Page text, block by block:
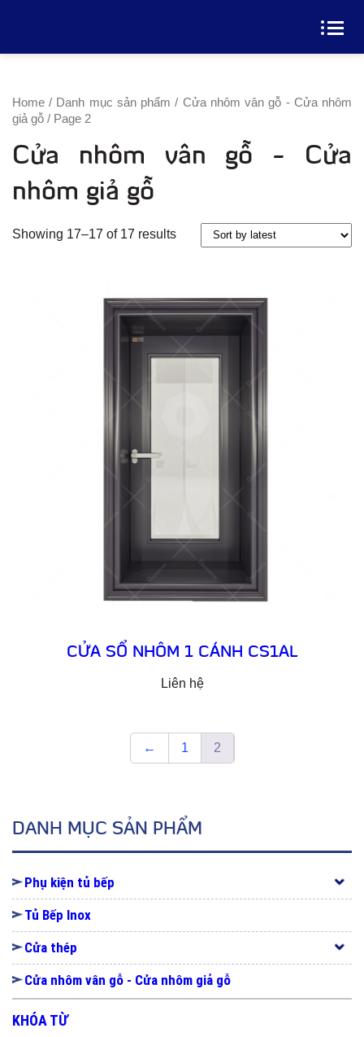
DANH MỤC SẢN PHẨM
Phụ kiện tủ bếp
Tủ Bếp Inox
Cửa thép
Cửa nhôm vân gỗ - Cửa nhôm giả gỗ
KHÓA TỪ
Home / Danh mục sản phẩm / Cửa nhôm vân gỗ - Cửa nhôm
giả gỗ / Page 2
Cửa nhôm vân gỗ - Cửa
nhôm giả gỗ
Xem Thêm
Showing 17–17 of 17 results
CỬA SỔ NHÔM 1 CÁNH CS1AL
Liên hệ
← 1 2